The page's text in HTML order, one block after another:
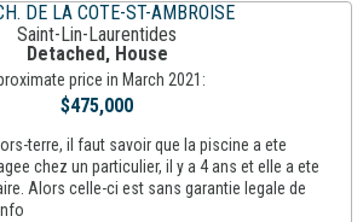
DE LA COTE-ST-AMBROISE
Saint-Lin-Laurentides
Detached, House
price in March 2021:
$475,000
terre, il faut savoir que la piscine a ete
chez un particulier, il y a 4 ans et elle a ete
Alors celle-ci est sans garantie legale de